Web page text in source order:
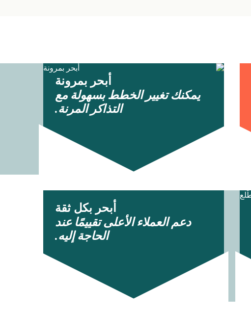
أبحر بمرونة
يمكنك تغيير الخطط بسهولة مع
التذاكر المرنة.
أبحر بكل ثقة
دعم العملاء الأعلى تقييمًا عند
الحاجة إليه.